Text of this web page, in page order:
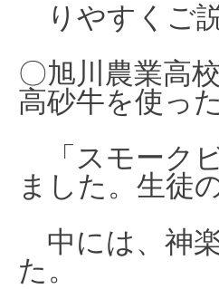
りやすくご
〇旭川農業高
高砂牛を使った
「スモーク
ました。 生徒
中には、神
た。